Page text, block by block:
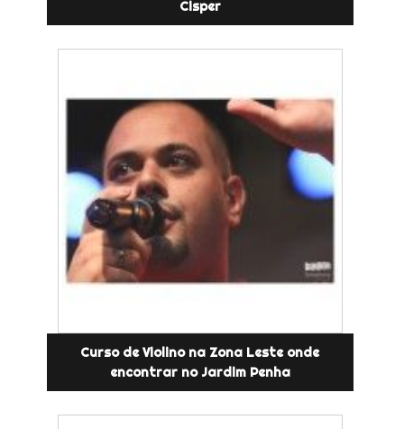
Cisper
Curso de Violino na Zona Leste onde
encontrar no Jardim Penha